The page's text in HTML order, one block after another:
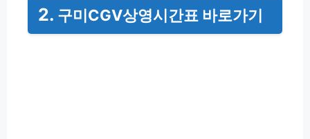
2. 구미CGV상영시간표 바로가기